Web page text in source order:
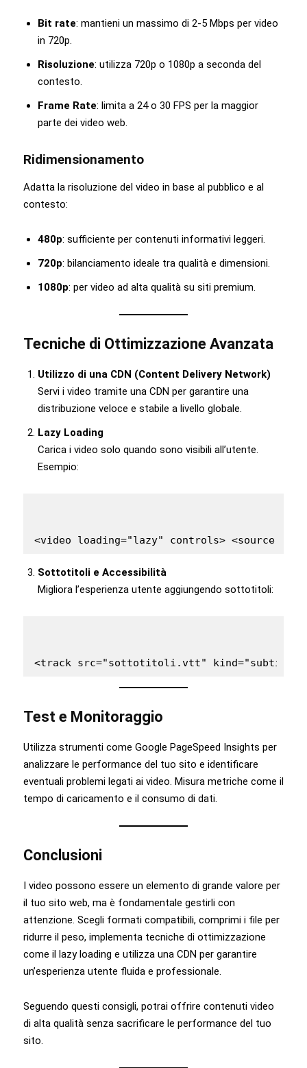
Bit rate: mantieni un massimo di 2-5 Mbps per video
in 720p.
Risoluzione: utilizza 720p o 1080p a seconda del
contesto.
Frame Rate: limita a 24 o 30 FPS per la maggior
parte dei video web.
Ridimensionamento
Adatta la risoluzione del video in base al pubblico e al
contesto:
480p: sufficiente per contenuti informativi leggeri.
720p: bilanciamento ideale tra qualità e dimensioni.
1080p: per video ad alta qualità su siti premium.
Tecniche di Ottimizzazione Avanzata
Utilizzo di una CDN (Content Delivery Network)
Servi i video tramite una CDN per garantire una
distribuzione veloce e stabile a livello globale.
Lazy Loading
Carica i video solo quando sono visibili all’utente.
Esempio:
<video loading="lazy" controls> <source
Sottotitoli e Accessibilità
Migliora l’esperienza utente aggiungendo sottotitoli:
<track src="sottotitoli.vtt"
Test e Monitoraggio
Utilizza strumenti come Google PageSpeed Insights per
analizzare le performance del tuo sito e identificare
eventuali problemi legati ai video. Misura metriche come il
tempo di caricamento e il consumo di dati.
Conclusioni
I video possono essere un elemento di grande valore per
il tuo sito web, ma è fondamentale gestirli con
attenzione. Scegli formati compatibili, comprimi i file per
ridurre il peso, implementa tecniche di ottimizzazione
come il lazy loading e utilizza una CDN per garantire
un’esperienza utente fluida e professionale.
Seguendo questi consigli, potrai offrire contenuti video
di alta qualità senza sacrificare le performance del tuo
sito.